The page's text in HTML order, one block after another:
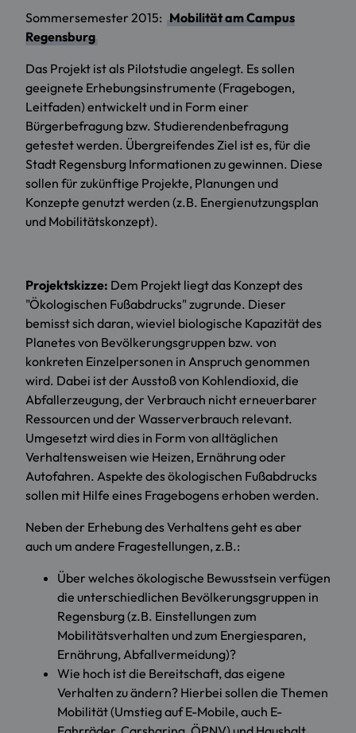
Sommersemester 2015: Mobilität am Campus
Regensburg
Das Projekt ist als Pilotstudie angelegt. Es sollen
geeignete Erhebungsinstrumente (Fragebogen,
Leitfaden) entwickelt und in Form einer
Bürgerbefragung bzw. Studierendenbefragung
getestet werden. Übergreifendes Ziel ist es, für die
Stadt Regensburg Informationen zu gewinnen. Diese
sollen für zukünftige Projekte, Planungen und
Konzepte genutzt werden (z.B. Energienutzungsplan
und Mobilitätskonzept).
Projektskizze: Dem Projekt liegt das Konzept des
"Ökologischen Fußabdrucks" zugrunde. Dieser
bemisst sich daran, wieviel biologische Kapazität des
Planetes von Bevölkerungsgruppen bzw. von
konkreten Einzelpersonen in Anspruch genommen
wird. Dabei ist der Ausstoß von Kohlendioxid, die
Abfallerzeugung, der Verbrauch nicht erneuerbarer
Ressourcen und der Wasserverbrauch relevant.
Umgesetzt wird dies in Form von alltäglichen
Verhaltensweisen wie Heizen, Ernährung oder
Autofahren. Aspekte des ökologischen Fußabdrucks
sollen mit Hilfe eines Fragebogens erhoben werden.
Neben der Erhebung des Verhaltens geht es aber
auch um andere Fragestellungen, z.B.:
Über welches ökologische Bewusstsein verfügen
die unterschiedlichen Bevölkerungsgruppen in
Regensburg (z.B. Einstellungen zum
Mobilitätsverhalten und zum Energiesparen,
Ernährung, Abfallvermeidung)?
Wie hoch ist die Bereitschaft, das eigene
Verhalten zu ändern? Hierbei sollen die Themen
Mobilität (Umstieg auf E-Mobile, auch E-